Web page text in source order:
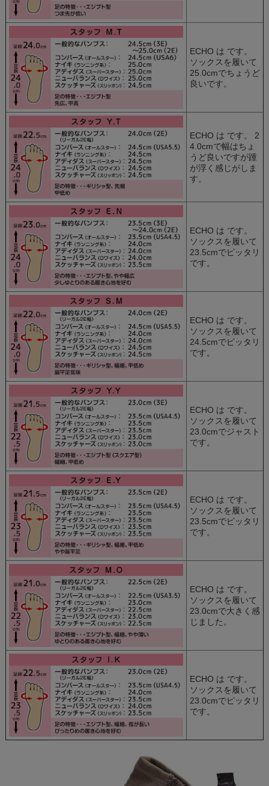
ECHO は です。
ソックスを履いて
25.0cmでちょうど
良いです。
ECHO は です。 2
4.0cmで幅はちょ
うど良いですが踵
が浮く感じがしま
す。
ECHO は です。
ソックスを履いて
23.5cmでピッタリ
です。
ECHO は です。
ソックスを履いて
24.5cmでピッタリ
です。
ECHO は です。
ソックスを履いて
23.0cmでジャスト
です。
ECHO は です。
ソックスを履いて
23.5cmでピッタリ
です。
ECHO は です。
ソックスを履いて
23.0cmで大きく感
じました。
ECHO は です。
ソックスを履いて
23.0cmでピッタリ
です。